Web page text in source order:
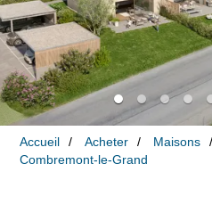
Accueil Acheter Maisons
Combremont-le-Grand